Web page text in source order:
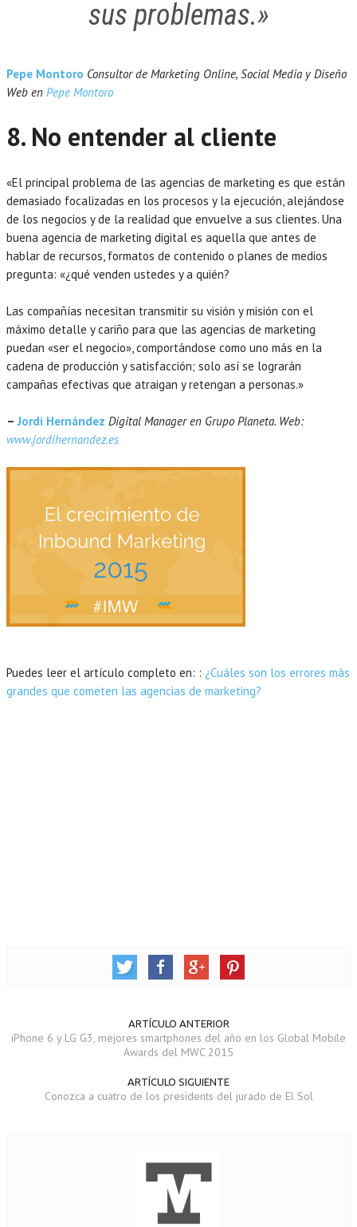
sus problemas.»
Pepe Montoro Consultor de Marketing Online, Social Media y Diseño
Web en Pepe Montoro
8. No entender al cliente
«El principal problema de las agencias de marketing es que están
demasiado focalizadas en los procesos y la ejecución, alejándose
de los negocios y de la realidad que envuelve a sus clientes. Una
buena agencia de marketing digital es aquella que antes de
hablar de recursos, formatos de contenido o planes de medios
pregunta: «¿qué venden ustedes y a quién?
Las compañías necesitan transmitir su visión y misión con el
máximo detalle y cariño para que las agencias de marketing
puedan «ser el negocio», comportándose como uno más en la
cadena de producción y satisfacción; solo así se lograrán
campañas efectivas que atraigan y retengan a personas.»
–Jordi Hernández Digital Manager en Grupo Planeta. Web:
www.jordihernandez.es
Puedes leer el artículo completo en: : ¿Cuáles son los errores más
grandes que cometen las agencias de marketing?
ARTÍCULO ANTERIOR
iPhone 6 y LG G3, mejores smartphones del año en los Global Mobile
Awards del MWC 2015
ARTÍCULO SIGUIENTE
Conozca a cuatro de los presidents del jurado de El Sol